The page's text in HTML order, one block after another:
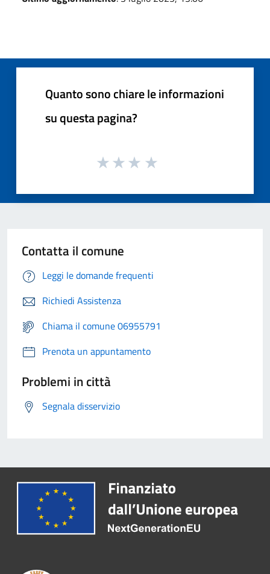
Quanto sono chiare le informazioni
su questa pagina?
Contatta il comune
Leggi le domande frequenti
Richiedi Assistenza
Chiama il comune 06955791
Prenota un appuntamento
Problemi in città
Segnala disservizio